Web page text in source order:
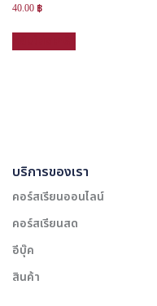
40.00 ฿
บริการของเรา
คอร์สเรียนออนไลน์
คอร์สเรียนสด
อีบุ๊ค
สินค้า